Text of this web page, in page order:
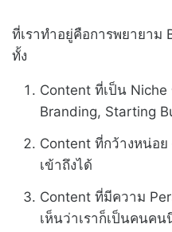
ที่เราทำอยู่คือการพยายาม
ทั้ง
Content ที่เป็น Niche
Branding, Starting
Content ที่กว้างหน่อ
เข้าถึงได้
Content ที่มีความ
เห็นว่าเราก็เป็นคนคน